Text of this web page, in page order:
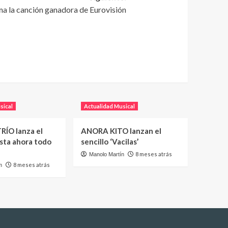
la canción ganadora de Eurovisión
lanza el
ahora todo
8 meses atrás
Actualidad Musical
ANORA KITO lanzan el
sencillo ‘Vacilas’
Manolo Martín 8 meses atrás